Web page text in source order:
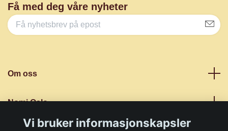
Få med deg våre nyheter
Om oss
Nomi Oslo
Vi bruker informasjonskapsler